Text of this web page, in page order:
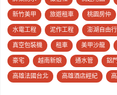
新竹美甲 旅遊租車 桃園房仲
水電工程 泥作工程 澎湖自由行
真空包裝機 租車 美甲沙龍
豪宅 越南新娘 通水管 鋁
高雄法國台北 高雄酒店經紀